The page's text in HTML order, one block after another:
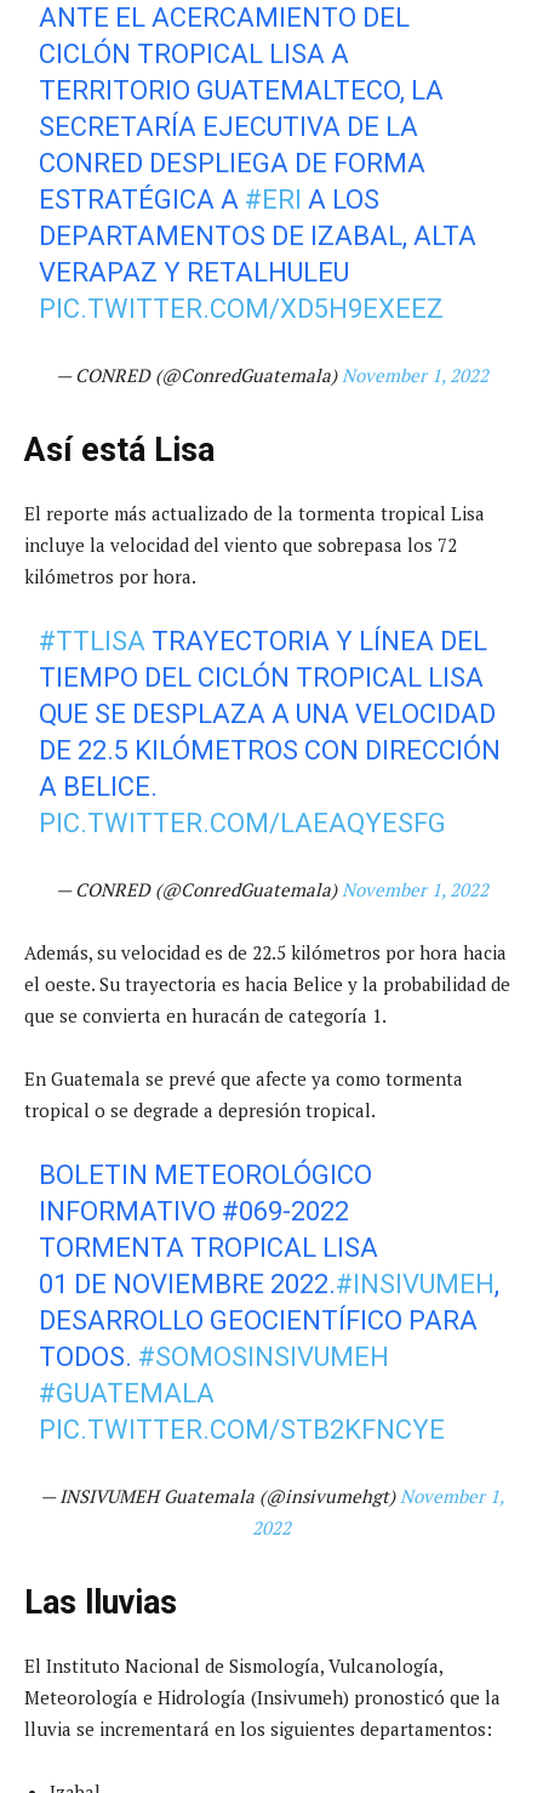
ANTE EL ACERCAMIENTO DEL
CICLÓN TROPICAL LISA A
TERRITORIO GUATEMALTECO, LA
SECRETARÍA EJECUTIVA DE LA
CONRED DESPLIEGA DE FORMA
ESTRATÉGICA A #ERI A LOS
DEPARTAMENTOS DE IZABAL, ALTA
VERAPAZ Y RETALHULEU
PIC.TWITTER.COM/XD5H9EXEEZ
— CONRED (@ConredGuatemala) November 1, 2022
Así está Lisa
El reporte más actualizado de la tormenta tropical Lisa
incluye la velocidad del viento que sobrepasa los 72
kilómetros por hora.
#TTLISA TRAYECTORIA Y LÍNEA DEL
TIEMPO DEL CICLÓN TROPICAL LISA
QUE SE DESPLAZA A UNA VELOCIDAD
DE 22.5 KILÓMETROS CON DIRECCIÓN
A BELICE.
PIC.TWITTER.COM/LAEAQYESFG
— CONRED (@ConredGuatemala) November 1, 2022
Además, su velocidad es de 22.5 kilómetros por hora hacia
el oeste. Su trayectoria es hacia Belice y la probabilidad de
que se convierta en huracán de categoría 1.
En Guatemala se prevé que afecte ya como tormenta
tropical o se degrade a depresión tropical.
BOLETIN METEOROLÓGICO
INFORMATIVO #069-2022
TORMENTA TROPICAL LISA
01 DE NOVIEMBRE 2022.#INSIVUMEH,
DESARROLLO GEOCIENTÍFICO PARA
TODOS. #SOMOSINSIVUMEH
#GUATEMALA
PIC.TWITTER.COM/STB2KFNCYE
— INSIVUMEH Guatemala (@insivumehgt) November 1,
2022
Las lluvias
El Instituto Nacional de Sismología, Vulcanología,
Meteorología e Hidrología (Insivumeh) pronosticó que la
lluvia se incrementará en los siguientes departamentos: